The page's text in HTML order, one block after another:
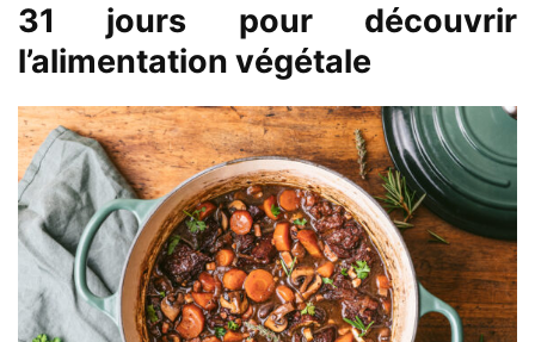
31 jours pour découvrir
l’alimentation végétale